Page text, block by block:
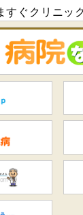
すぐクリニッ
すぐ
知ろ
おな